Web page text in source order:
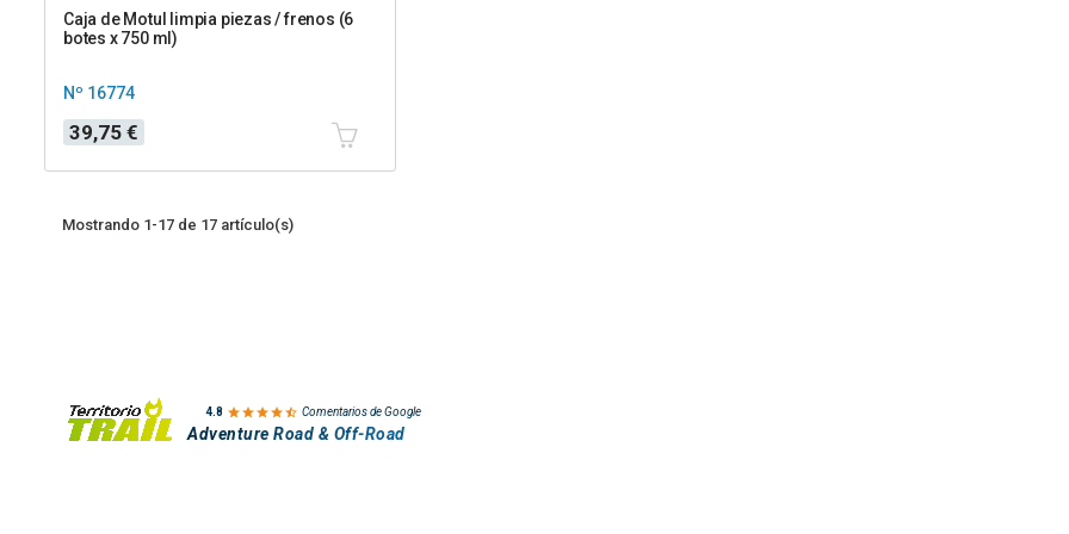
Caja de Motul limpia piezas / frenos (6
botes x 750 ml)
Nº 16774
Precio
39,75 €
Mostrando 1-17 de 17 artículo(s)
4.8  Comentarios de Google
Adventure Road & Off-Road